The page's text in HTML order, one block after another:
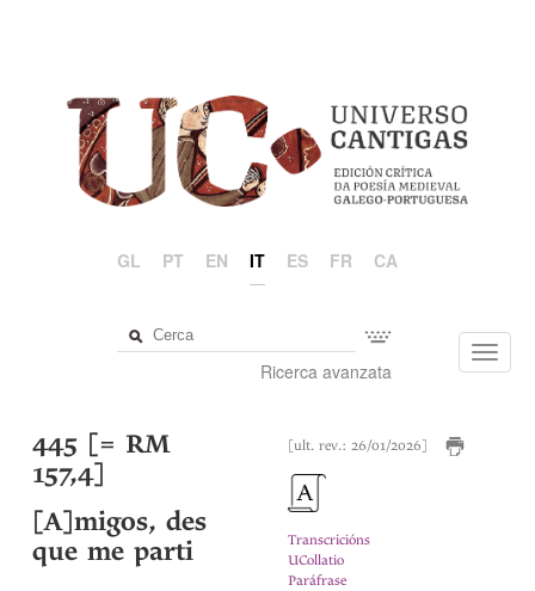
GL PT EN IT ES FR CA
Ricerca avanzata
[ult. rev.: 26/01/2026]
Transcricións
UCollatio
Paráfrase
445 [= RM
157,4]
[A]migos, des
que me parti